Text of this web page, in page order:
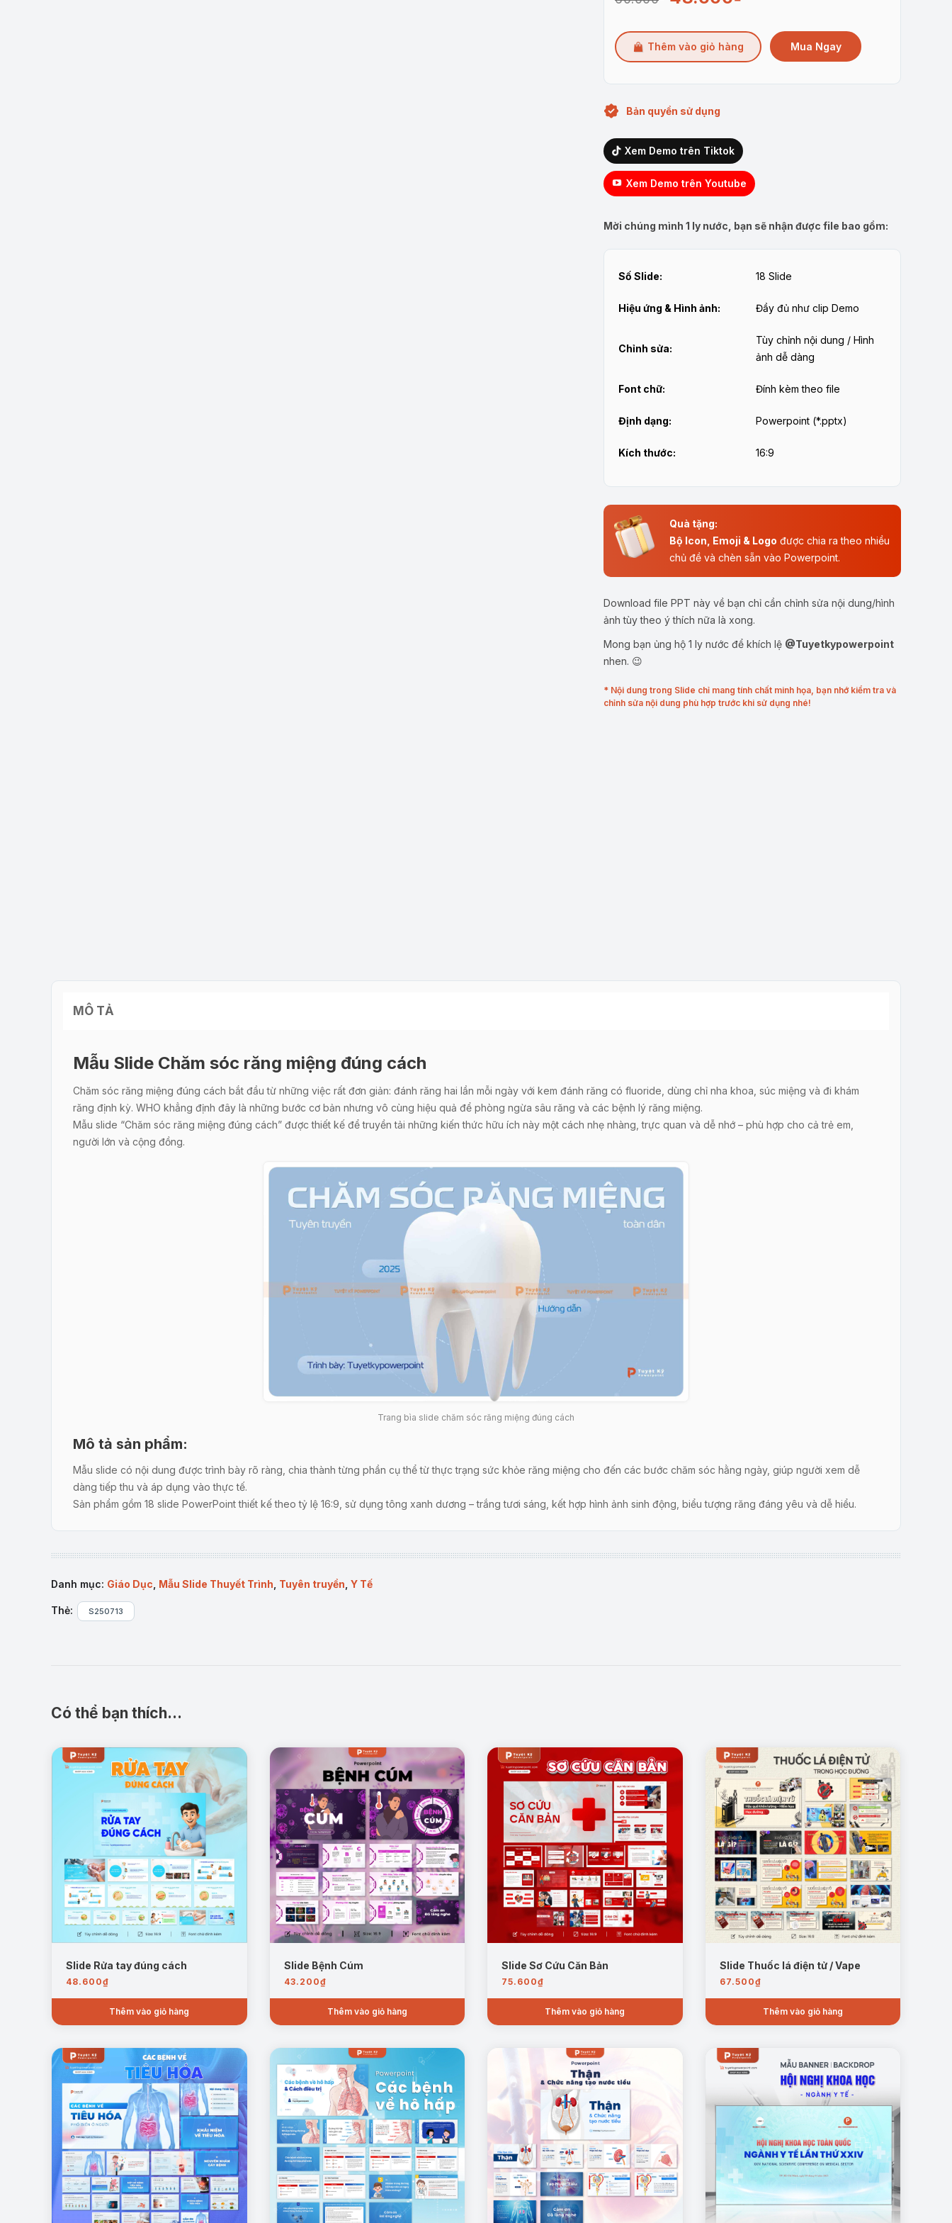
60.000₫.là:
48.600₫.
Thêm vào giỏ hàng Mua Ngay
Bản quyền sử dụng
Xem Demo trên Tiktok
Xem Demo trên Youtube
Mời chúng mình 1 ly nước, bạn sẽ nhận được file bao gồm:
Số Slide: 18 Slide
Hiệu ứng & Hình ảnh: Đầy đủ như clip Demo
Chỉnh sửa:
Tùy chỉnh nội dung / Hình
ảnh dễ dàng
Font chữ: Đính kèm theo file
Định dạng: Powerpoint (*.pptx)
Kích thước: 16:9
Quà tặng:
Bộ Icon, Emoji & Logo được chia ra theo nhiều
chủ đề và chèn sẵn vào Powerpoint.
Download file PPT này về bạn chỉ cần chỉnh sửa nội dung/hình
ảnh tùy theo ý thích nữa là xong.
Mong bạn ủng hộ 1 ly nước để khích lệ @Tuyetkypowerpoint
nhen. 😉
* Nội dung trong Slide chỉ mang tính chất minh họa, bạn nhớ kiểm tra và
chỉnh sửa nội dung phù hợp trước khi sử dụng nhé!
MÔ TẢ
Mẫu Slide Chăm sóc răng miệng đúng cách
Chăm sóc răng miệng đúng cách bắt đầu từ những việc rất đơn giản: đánh răng hai lần mỗi ngày với kem đánh răng có fluoride, dùng chỉ nha khoa, súc miệng và đi khám
răng định kỳ. WHO khẳng định đây là những bước cơ bản nhưng vô cùng hiệu quả để phòng ngừa sâu răng và các bệnh lý răng miệng.
Mẫu slide “Chăm sóc răng miệng đúng cách” được thiết kế để truyền tải những kiến thức hữu ích này một cách nhẹ nhàng, trực quan và dễ nhớ – phù hợp cho cả trẻ em,
người lớn và cộng đồng.
Trang bìa slide chăm sóc răng miệng đúng cách
Mô tả sản phẩm:
Mẫu slide có nội dung được trình bày rõ ràng, chia thành từng phần cụ thể từ thực trạng sức khỏe răng miệng cho đến các bước chăm sóc hằng ngày, giúp người xem dễ
dàng tiếp thu và áp dụng vào thực tế.
Sản phẩm gồm 18 slide PowerPoint thiết kế theo tỷ lệ 16:9, sử dụng tông xanh dương – trắng tươi sáng, kết hợp hình ảnh sinh động, biểu tượng răng đáng yêu và dễ hiểu.
Nội dung chi tiết:
Thực trạng sức khỏe răng miệng:Cập nhật số liệu về tỷ lệ sâu răng, viêm nướu ở Việt Nam và thế giới; nêu lên những vấn đề đáng lo ngại hiện nay trong cộng đồng.
Mẫu trang: Thực trang sức khoẻ răng miệng
Các bệnh răng miệng thường gặp và hậu quả:Trình bày những bệnh lý phổ biến như sâu răng, viêm nướu, viêm nha chu, mất răng… kèm nguyên nhân, biểu hiện và hậu
quả nếu không điều trị kịp thời.
Mẫu trang: các bệnh răng miệng thường gặp và hậu quả.
Hướng dẫn chăm sóc răng miệng đúng cách:Đánh răng đúng kỹ thuật, lựa chọn kem đánh răng chứa fluoride, sử dụng chỉ nha khoa, nước súc miệng và thăm khám
định kỳ.
Danh mục: Giáo Dục Mẫu Slide Thuyết Trình Tuyên truyền Y Tế
Thẻ: S250713
Có thể bạn thích…
Slide Rửa tay đúng cách
48.600₫
Thêm vào giỏ hàng
Slide Bệnh Cúm
43.200₫
Thêm vào giỏ hàng
Slide Sơ Cứu Căn Bản
75.600₫
Thêm vào giỏ hàng
Slide Thuốc lá điện tử / Vape
67.500₫
Thêm vào giỏ hàng